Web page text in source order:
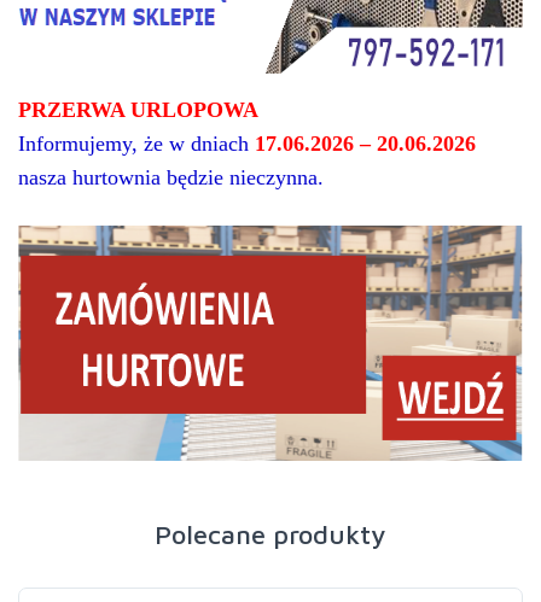
PRZERWA URLOPOWA
Informujemy, że w dniach 17.06.2026 – 20.06.2026
nasza hurtownia będzie nieczynna.
Polecane produkty